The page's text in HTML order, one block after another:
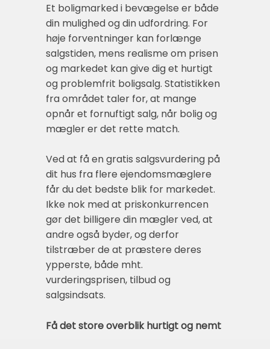
Et boligmarked i bevægelse er både
din mulighed og din udfordring. For
høje forventninger kan forlænge
salgstiden, mens realisme om prisen
og markedet kan give dig et hurtigt
og problemfrit boligsalg. Statistikken
fra området taler for, at mange
opnår et fornuftigt salg, når bolig og
mægler er det rette match.
Ved at få en gratis salgsvurdering på
dit hus fra flere ejendomsmæglere
får du det bedste blik for markedet.
Ikke nok med at priskonkurrencen
gør det billigere din mægler ved, at
andre også byder, og derfor
tilstræber de at præstere deres
ypperste, både mht.
vurderingsprisen, tilbud og
salgsindsats.
Få det store overblik hurtigt og nemt